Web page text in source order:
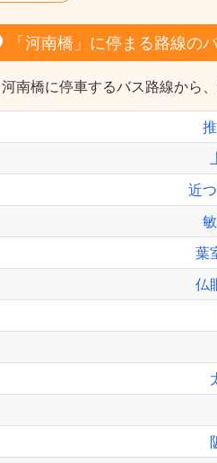
「河南橋」に停まる路線の
河南橋に停車するバス路線から
近
葉
仏